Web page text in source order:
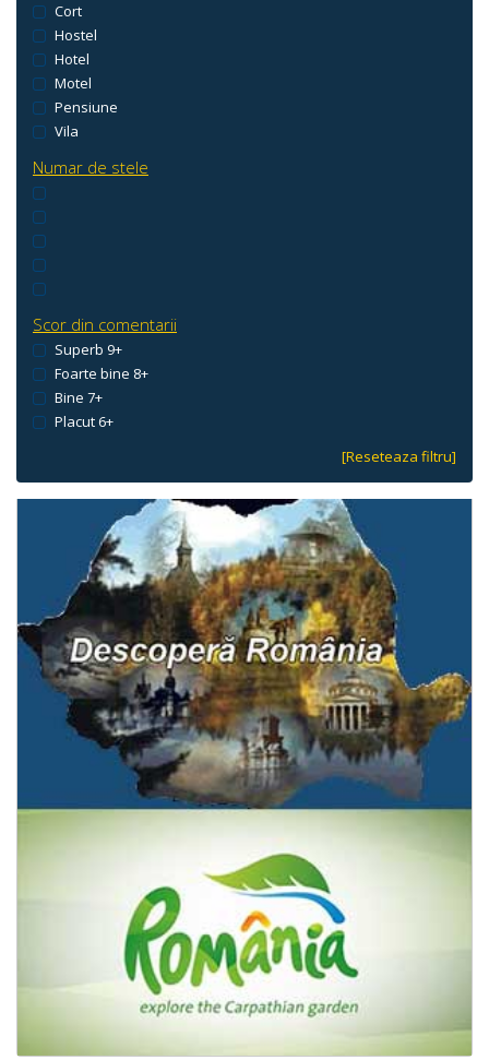
Cort
Hostel
Hotel
Motel
Pensiune
Vila
Numar de stele
Scor din comentarii
Superb 9+
Foarte bine 8+
Bine 7+
Placut 6+
[Reseteaza filtru]